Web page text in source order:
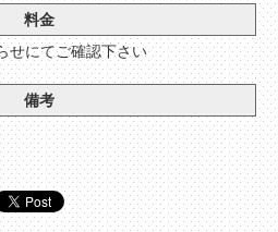
料金
せにてご確認下さい
備考